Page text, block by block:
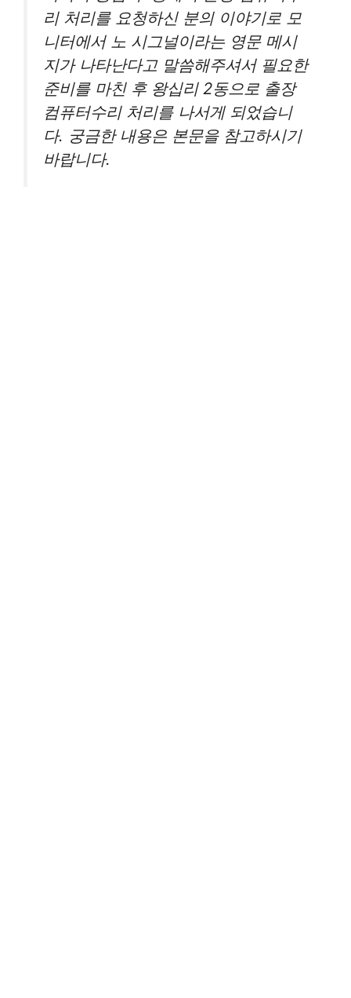
리 처리를 요청하신 분의 이야기로 모
니터에서 노 시그널이라는 영문 메시
지가 나타난다고 말씀해주셔서 필요한
준비를 마친 후 왕십리 2동으로 출장
컴퓨터수리 처리를 나서게 되었습니
다. 궁금한 내용은 본문을 참고하시기
바랍니다.